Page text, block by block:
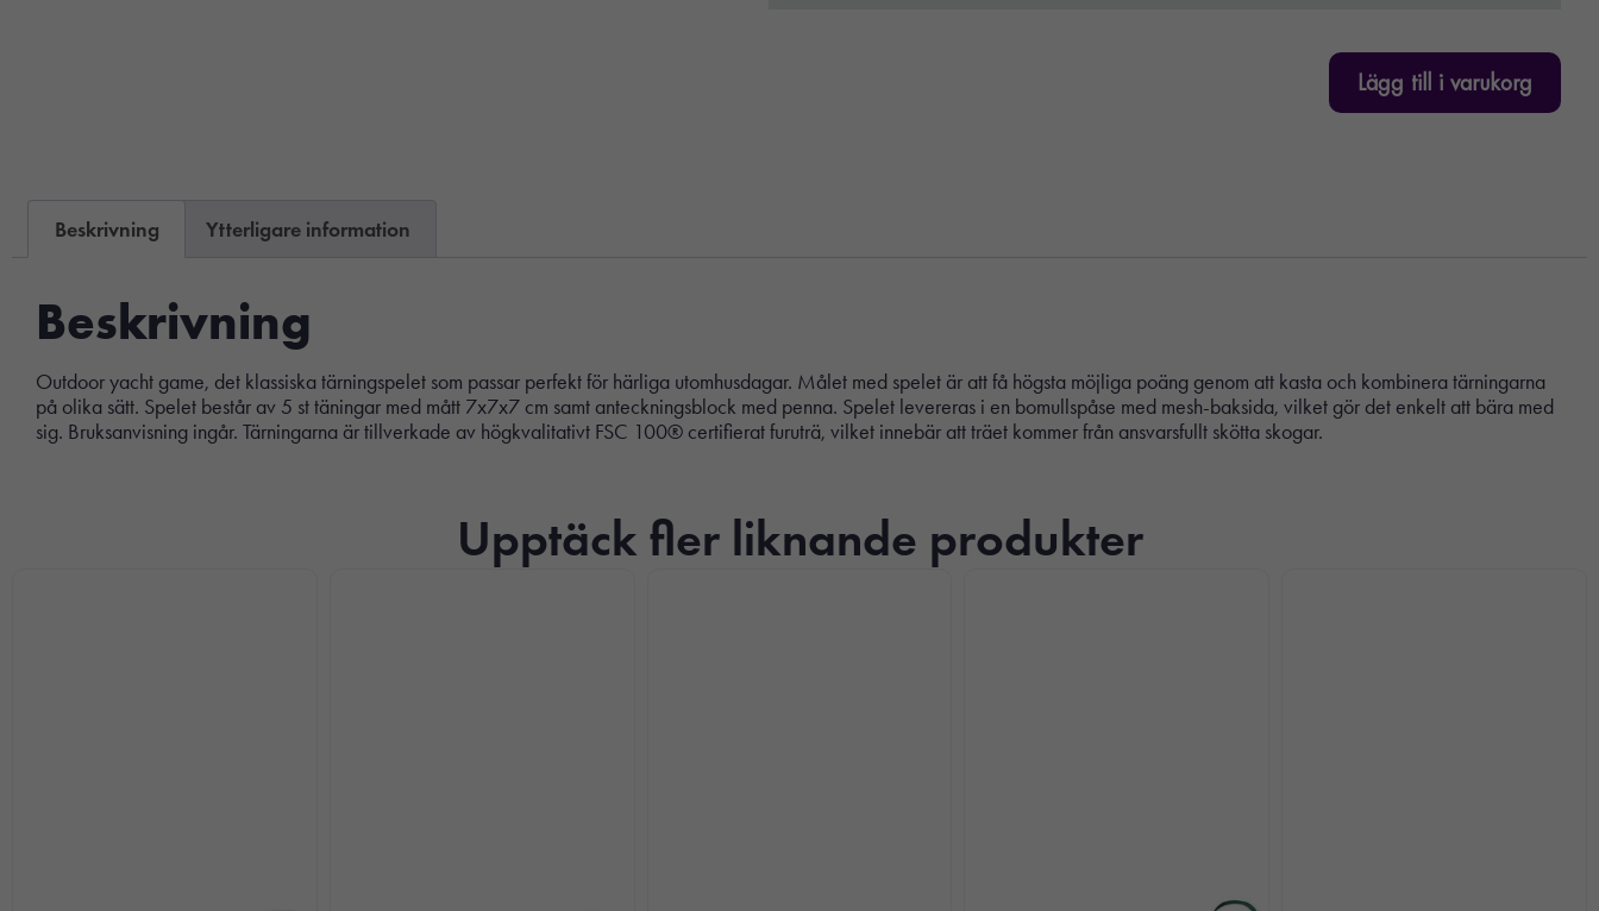
Lägg till i varukorg
Beskrivning Ytterligare information
Beskrivning
Outdoor yacht game, det klassiska tärningspelet som passar perfekt för härliga utomhusdagar. Målet med spelet är att få högsta möjliga poäng genom att kasta och kombinera tärningarna
på olika sätt. Spelet består av 5 st täningar med mått 7x7x7 cm samt anteckningsblock med penna. Spelet levereras i en bomullspåse med mesh-baksida, vilket gör det enkelt att bära med
sig. Bruksanvisning ingår. Tärningarna är tillverkade av högkvalitativt FSC 100® certifierat furuträ, vilket innebär att träet kommer från ansvarsfullt skötta skogar.
Upptäck fler liknande produkter